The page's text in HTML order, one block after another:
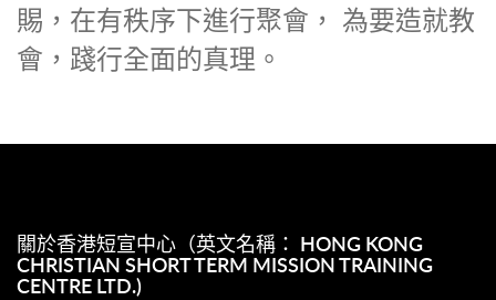
賜，在有秩序下進行聚會， 為要造就教
會，踐行全面的真理。
關於香港短宣中心（英文名稱： HONG KONG
CHRISTIAN SHORT TERM MISSION TRAINING
CENTRE LTD.)